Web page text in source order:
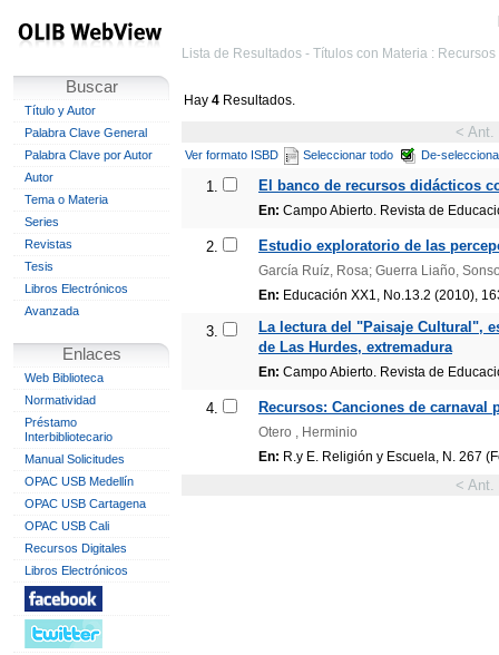
Buscar
Título y Autor
Palabra Clave General
Palabra Clave por Autor
Autor
Tema o Materia
Series
Revistas
Tesis
Libros Electrónicos
Avanzada
Enlaces
Web Biblioteca
Normatividad
Préstamo
Interbibliotecario
Manual Solicitudes
OPAC USB Medellín
OPAC USB Cartagena
OPAC USB Cali
Recursos Digitales
Libros Electrónicos
Lista de Resultados - Títulos con Materia :
Hay 4 Resultados.
< Ant.
Ver formato ISBD Seleccionar todo De-
1. El banco de recursos didácticos
En: Campo Abierto. Revista de
2. Estudio exploratorio de las
García Ruíz, Rosa; Guerra Liaño,
En: Educación XX1, No.13.2 (2010),
3.
La lectura del "Paisaje Cultural",
de Las Hurdes, extremadura
En: Campo Abierto. Revista de
4. Recursos: Canciones de carnaval
Otero , Herminio
En: R.y E. Religión y Escuela, N. 267
< Ant.